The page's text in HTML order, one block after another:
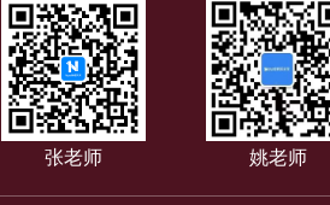
张老师 姚老师